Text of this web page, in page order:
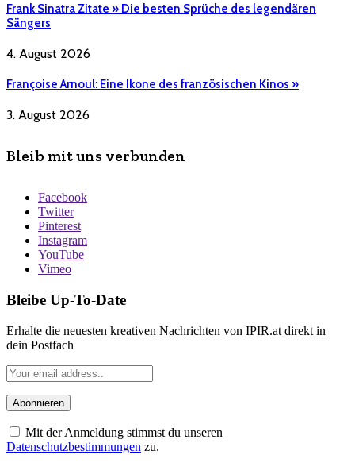
Frank Sinatra Zitate » Die besten Sprüche des legendären
Sängers
4. August 2026
Françoise Arnoul: Eine Ikone des französischen Kinos »
3. August 2026
Bleib mit uns verbunden
Facebook
Twitter
Pinterest
Instagram
YouTube
Vimeo
Bleibe Up-To-Date
Erhalte die neuesten kreativen Nachrichten von IPIR.at direkt in
dein Postfach
Mit der Anmeldung stimmst du unseren
Datenschutzbestimmungen zu.